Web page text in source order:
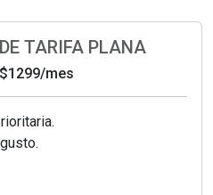
TARIFA PLANA
/mes